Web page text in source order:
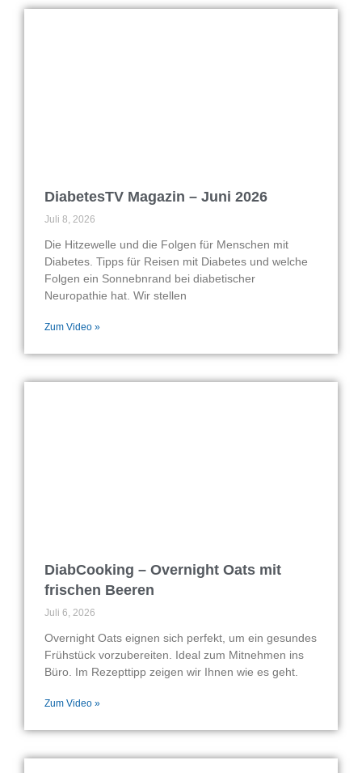
DiabetesTV Magazin – Juni 2026
Juli 8, 2026
Die Hitzewelle und die Folgen für Menschen mit
Diabetes. Tipps für Reisen mit Diabetes und welche
Folgen ein Sonnebnrand bei diabetischer
Neuropathie hat. Wir stellen
Zum Video »
DiabCooking – Overnight Oats mit
frischen Beeren
Juli 6, 2026
Overnight Oats eignen sich perfekt, um ein gesundes
Frühstück vorzubereiten. Ideal zum Mitnehmen ins
Büro. Im Rezepttipp zeigen wir Ihnen wie es geht.
Zum Video »